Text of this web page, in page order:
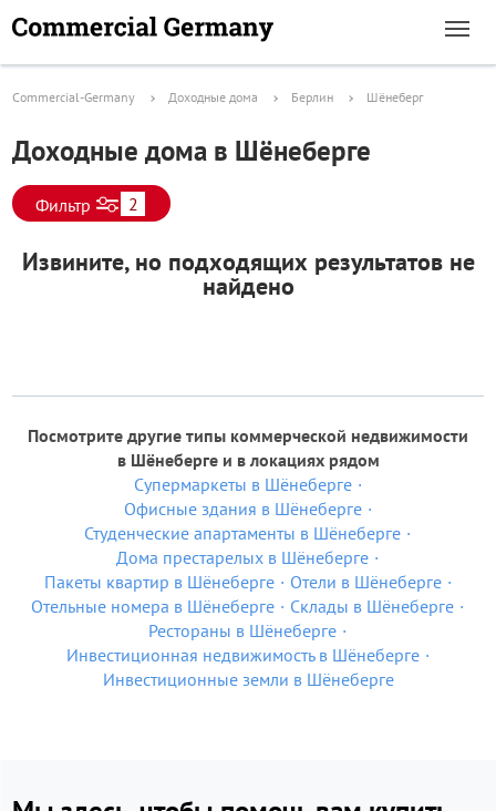
Commercial-Germany Доходные дома Берлин Шёнеберг
Доходные дома в Шёнеберге
Фильтр 2
Извините, но подходящих результатов не
найдено
Посмотрите другие типы коммерческой недвижимости
в Шёнеберге и в локациях рядом
Супермаркеты в Шёнеберге
Офисные здания в Шёнеберге
Студенческие апартаменты в Шёнеберге
Дома престарелых в Шёнеберге
Пакеты квартир в Шёнеберге
Отели в Шёнеберге
Отельные номера в Шёнеберге
Склады в Шёнеберге
Рестораны в Шёнеберге
Инвестиционная недвижимость в Шёнеберге
Инвестиционные земли в Шёнеберге